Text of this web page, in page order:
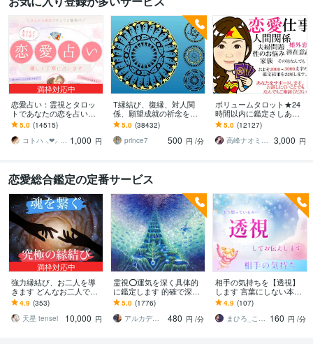
満枠対応中
恋愛占い：霊視とタロッ
トであなたの恋を占いま
す 復縁・片想い・複雑
愛・夫婦問題…お悩みに
優しく寄り添います♡
5.0 (14515)
コトハ ⸜❤︎⸝ 新サービス提供開始✨️ 1,000 円
T縁結び、復縁、対人関
係、願望成就の祈念を承
ります 対象者の思いと状
況、対象者との対話、祈
念
5.0 (38432)
prince7
500 円 /分
ボリュームタロット★24
時間以内に鑑定さしあげ
ます 3000文字以上の鑑定
★希望者のみ一部カード
開示サービスあり
5.0 (12127)
高峰ナオミ タロット占い師
3,000 円
恋愛総合鑑定の定番サービス
満枠対応中
強力縁結び、お二人を導
きます どんなお二人でも
綺麗にご縁を繋げます
4.9 (353)
天星 tensei
10,000 円
霊視⭕️運気を深く具体的
に鑑定します 的確で深い
霊視☆心を読み解く圧倒
的情報量☆悩みの根拠解
明
5.0 (1776)
アルカディア
480 円 /分
相手の気持ちを【透視】
します 言葉にしない本音
まで深く読み解き、お届
けします！
4.9 (107)
まひろ_こころの鑑定師_青森 160 円 /分